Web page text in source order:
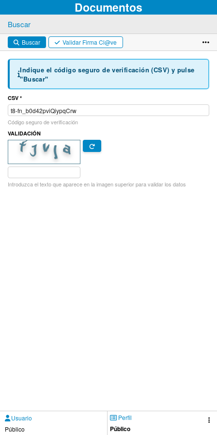
Documentos
Buscar
Buscar Validar Firma Cl@ve
Indique el código seguro de verificación (CSV) y pulse
"Buscar"
CSV *
Código seguro de verificación
VALIDACIÓN
Introduzca el texto que aparece en la imagen superior para validar los datos
Usuario
Público
Perfil
Público